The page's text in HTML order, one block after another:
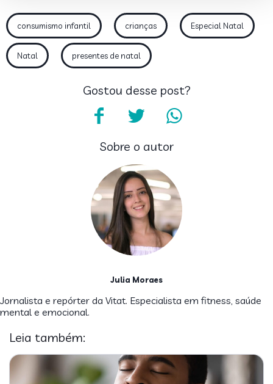
consumismo infantil crianças Especial Natal
Natal presentes de natal
Gostou desse post?
Sobre o autor
Julia Moraes
Jornalista e repórter da Vitat. Especialista em fitness, saúde
mental e emocional.
Leia também: